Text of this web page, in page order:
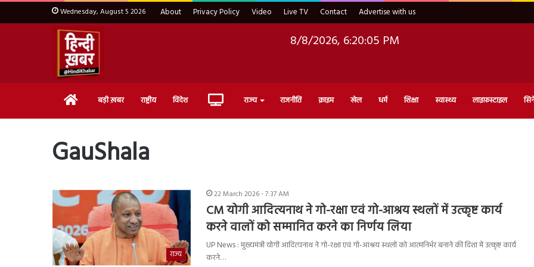
Wednesday, August 5 2026 About Privacy Policy Video Live TV Contact Advertise with us
8/8/2026, 6:20:06 PM
Home बड़ी ख़बर राष्ट्रीय विदेश Live राज्य राजनीति क्राइम खेल धर्म शिक्षा स्वास्थ्य लाइफ़स्टाइल
GauShala
राज्य
22 March 2026 - 7:37 AM
CM योगी आदित्यनाथ ने गो-रक्षा एवं गो-आश्रय स्थलों में उत्कृष्ट कार्य
करने वालों को सम्मानित करने का निर्णय लिया
UP News : मुख्यमंत्री योगी आदित्यनाथ ने गो-रक्षा एवं गो-आश्रय स्थलों को आत्मनिर्भर बनाने की दिशा में उत्कृष्ट कार्य
करने…